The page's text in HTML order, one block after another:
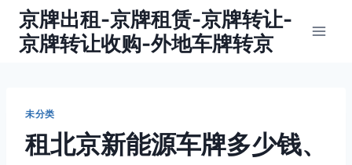
京牌出租-京牌租赁-京牌转让-
京牌转让收购-外地车牌转京
未分类
租北京新能源车牌多少钱、